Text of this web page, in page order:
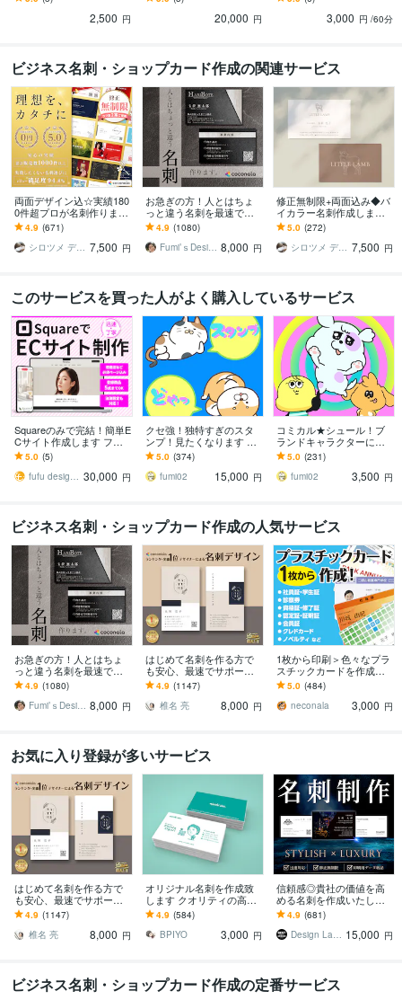
刺などにも使えます！
2,500 円
eで手軽にオンライン販売
20,000 円
どへ！お気軽にご相談く
3,000 円 /60分
ビジネス名刺・ショップカード作成の関連サービス
両面デザイン込☆実績180
0件超プロが名刺作ります
【印刷対応可】周りと差
がつくあなただけのハイ
クオリティ名刺
4.9 (671)
シロツメ デザイン 7,500 円
お急ぎの方！人とはちょ
っと違う名刺を最速で作
ります あなただけのオリ
ジナル名刺を！翌日まで
にデザイン作成します！
4.9 (1080)
Fumi’ｓDesign 8,000 円
修正無制限+両面込み◆バ
イカラー名刺作成します
【印刷可】ショップカー
ド デザイン カラー 名刺
制作 作成
5.0 (272)
シロツメ デザイン 7,500 円
このサービスを買った人がよく購入しているサービス
Squareのみで完結！簡単E
Cサイト作成します フリ
ープラン活用！手軽にオ
ンライン販売スタート！
5.0 (5)
fufu design 30,000 円
クセ強！独特すぎのスタ
ンプ！見たくなります 大
手企業様お墨付きクオリ
ティ！キャラ映え間違い
ナシ！
5.0 (374)
fumi02
15,000 円
コミカル★シュール！ブ
ランドキャラクターにし
ます イメージ通り！これ
があなたのキャラクター
になる！
5.0 (231)
fumi02
3,500 円
ビジネス名刺・ショップカード作成の人気サービス
お急ぎの方！人とはちょ
っと違う名刺を最速で作
ります あなただけのオリ
ジナル名刺を！翌日まで
にデザイン作成します！
4.9 (1080)
Fumi’ｓDesign 8,000 円
はじめて名刺を作る方で
も安心、最速でサポート
します 名刺デザイン実績
最多のプロデザイナーが
デザインいたします!
4.9 (1147)
椎名 亮
8,000 円
1枚から印刷＞色々なプラ
スチックカードを作成し
ます 認定証・学生証・社
員証・クレドなどクレカ
サイズのカードに印刷
5.0 (484)
neconala
3,000 円
お気に入り登録が多いサービス
はじめて名刺を作る方で
も安心、最速でサポート
します 名刺デザイン実績
最多のプロデザイナーが
デザインいたします!
4.9 (1147)
椎名 亮
8,000 円
オリジナル名刺を作成致
します クオリティの高い
素敵な名刺デザインを
4.9 (584)
BPIYO
3,000 円
信頼感◎貴社の価値を高
める名刺を作成いたしま
す 修正回数無制限◇スタ
イリッシュ＆高級感で魅
せるモダンデザイン
4.9 (681)
Design Lab｜名刺・地図・印刷物 15,000 円
ビジネス名刺・ショップカード作成の定番サービス